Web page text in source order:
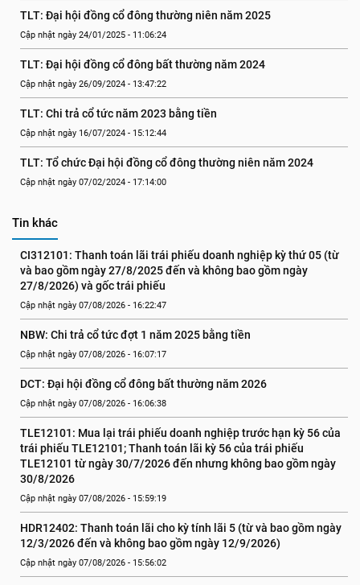
TLT: Đại hội đồng cổ đông thường niên năm 2025
Cập nhật ngày 24/01/2025 - 11:06:24
TLT: Đại hội đồng cổ đông bất thường năm 2024
Cập nhật ngày 26/09/2024 - 13:47:22
TLT: Chi trả cổ tức năm 2023 bằng tiền
Cập nhật ngày 16/07/2024 - 15:12:44
TLT: Tổ chức Đại hội đồng cổ đông thường niên năm 2024
Cập nhật ngày 07/02/2024 - 17:14:00
Tin khác
CI312101: Thanh toán lãi trái phiếu doanh nghiệp kỳ thứ 05 (từ
và bao gồm ngày 27/8/2025 đến và không bao gồm ngày
27/8/2026) và gốc trái phiếu
Cập nhật ngày 07/08/2026 - 16:22:47
NBW: Chi trả cổ tức đợt 1 năm 2025 bằng tiền
Cập nhật ngày 07/08/2026 - 16:07:17
DCT: Đại hội đồng cổ đông bất thường năm 2026
Cập nhật ngày 07/08/2026 - 16:06:38
TLE12101: Mua lại trái phiếu doanh nghiệp trước hạn kỳ 56 của
trái phiếu TLE12101; Thanh toán lãi kỳ 56 của trái phiếu
TLE12101 từ ngày 30/7/2026 đến nhưng không bao gồm ngày
30/8/2026
Cập nhật ngày 07/08/2026 - 15:59:19
HDR12402: Thanh toán lãi cho kỳ tính lãi 5 (từ và bao gồm ngày
12/3/2026 đến và không bao gồm ngày 12/9/2026)
Cập nhật ngày 07/08/2026 - 15:56:02